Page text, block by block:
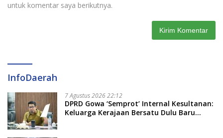
untuk komentar saya berikutnya.
InfoDaerah
7 Agustus 2026 22:12
DPRD Gowa ‘Semprot’ Internal Kesultanan:
Keluarga Kerajaan Bersatu Dulu Baru